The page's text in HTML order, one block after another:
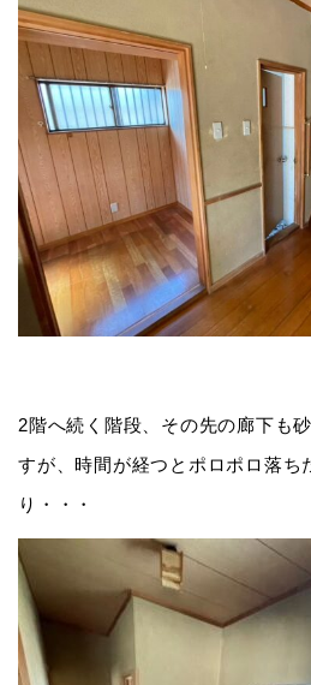
2階へ続く階段、その先の廊下も
すが、時間が経つとポロポロ落ち
り・・・